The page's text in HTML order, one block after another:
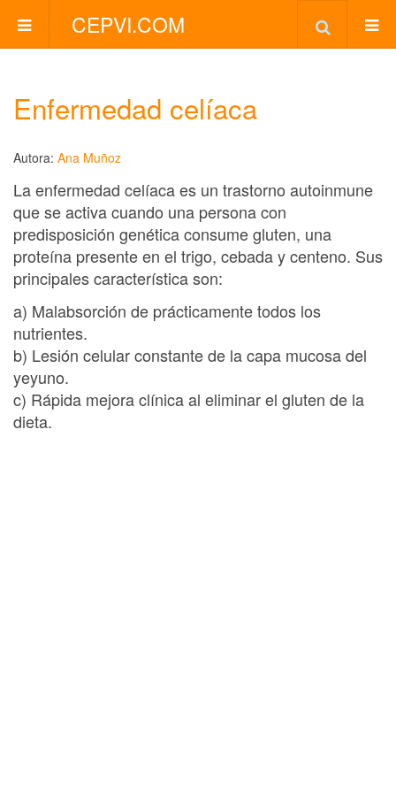
CEPVI.COM
Enfermedad celíaca
Autora: Ana Muñoz
La enfermedad celíaca es un trastorno autoinmune
que se activa cuando una persona con
predisposición genética consume gluten, una
proteína presente en el trigo, cebada y centeno. Sus
principales característica son:
a) Malabsorción de prácticamente todos los
nutrientes.
b) Lesión celular constante de la capa mucosa del
yeyuno.
c) Rápida mejora clínica al eliminar el gluten de la
dieta.